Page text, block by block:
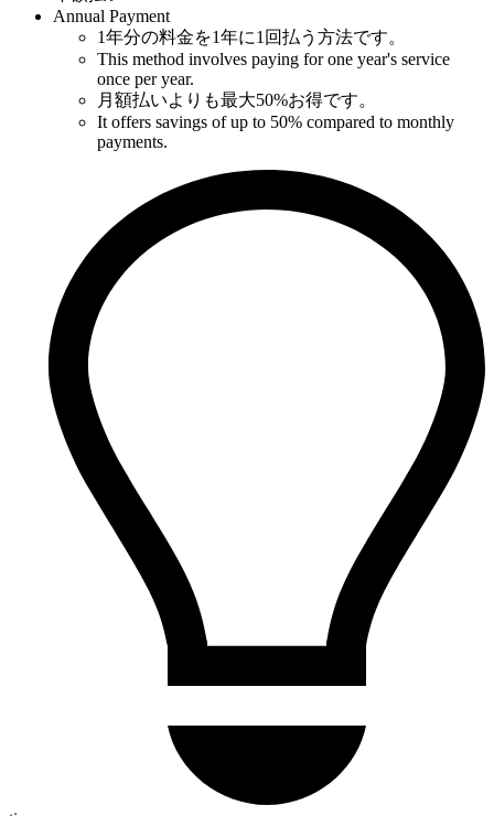
Annual Payment
1年分の料金を1年に1回払う方法です。
This method involves paying for one year's service
once per year.
月額払いよりも最大50%お得です。
It offers savings of up to 50% compared to monthly
payments.